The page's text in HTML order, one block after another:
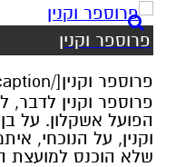
פרוספר וקנין
פרוספר וקנין
הפועל אשקלון. על
וקנין, על הנוכחי,
שלא הוכנס למועצת